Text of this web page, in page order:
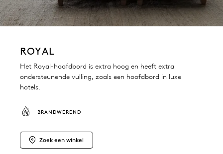
ROYAL
Het Royal-hoofdbord is extra hoog en heeft extra
ondersteunende vulling, zoals een hoofdbord in luxe
hotels.
BRANDWEREND
Zoek een winkel